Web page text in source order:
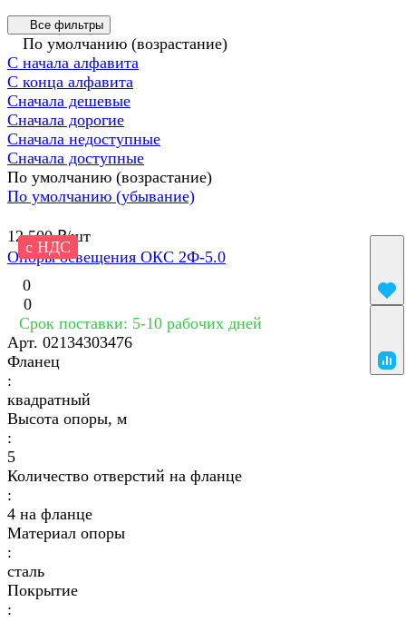
Все фильтры
По умолчанию (возрастание)
С начала алфавита
С конца алфавита
Сначала дешевые
Сначала дорогие
Сначала недоступные
Сначала доступные
По умолчанию (возрастание)
По умолчанию (убывание)
с НДС
12 500 ₽/шт
Опоры освещения ОКС 2Ф-5.0
0
0
Срок поставки: 5-10 рабочих дней
Арт. 02134303476
Фланец
:
квадратный
Высота опоры, м
:
5
Количество отверстий на фланце
:
4 на фланце
Материал опоры
:
сталь
Покрытие
: